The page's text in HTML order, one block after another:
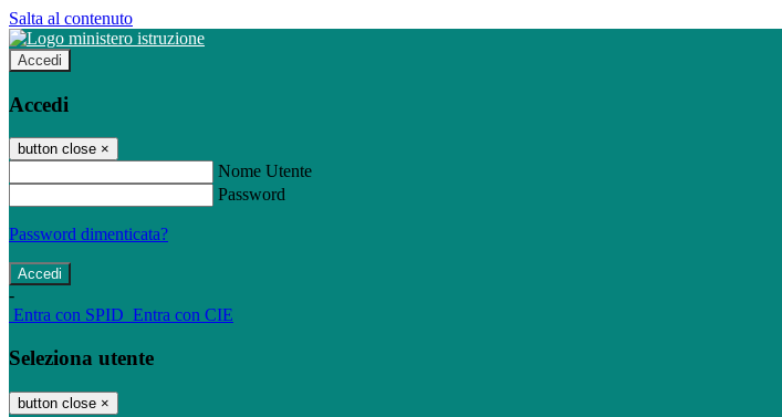
Salta al contenuto
Accedi
Accedi
button close ×
Nome Utente
Password
Password dimenticata?
-
Entra con SPID Entra con CIE
Seleziona utente
button close ×